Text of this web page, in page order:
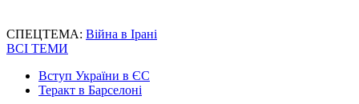
СПЕЦТЕМА: Війна в Ірані
ВСІ ТЕМИ
Вступ України в ЄС
Теракт в Барселоні